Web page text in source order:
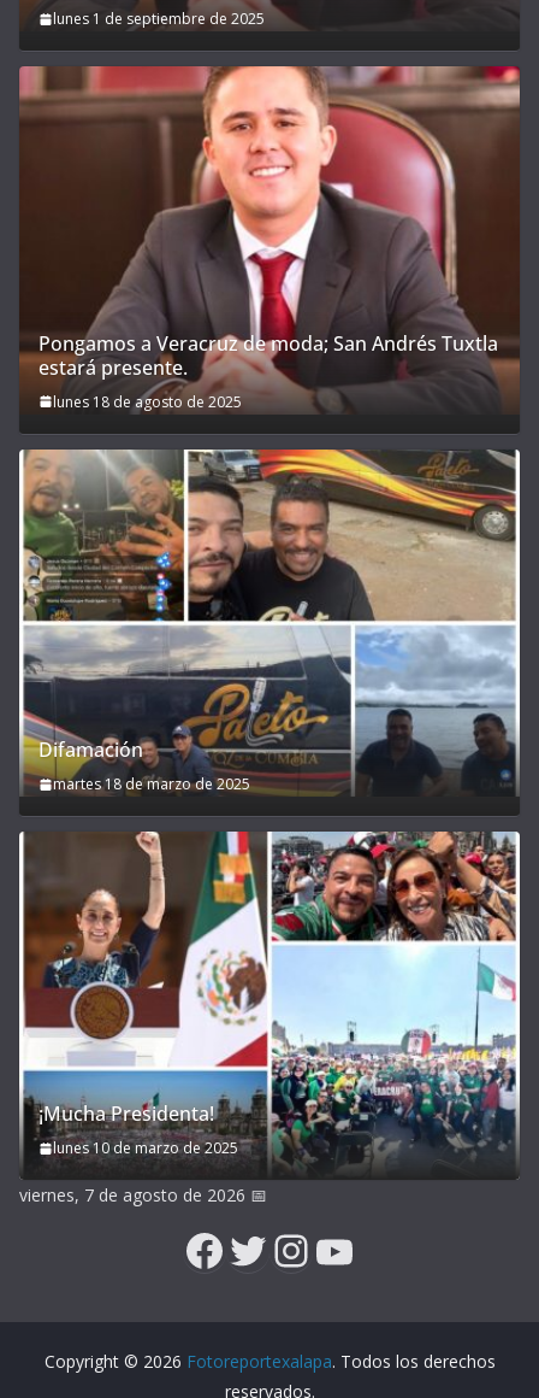
lunes 1 de septiembre de 2025
Pongamos a Veracruz de moda; San Andrés Tuxtla
estará presente.
lunes 18 de agosto de 2025
Difamación
martes 18 de marzo de 2025
¡Mucha Presidenta!
lunes 10 de marzo de 2025
viernes, 7 de agosto de 2026 📅
Facebook
Twitter
Instagram
YouTube
Copyright © 2026 Fotoreportexalapa. Todos los derechos
reservados.